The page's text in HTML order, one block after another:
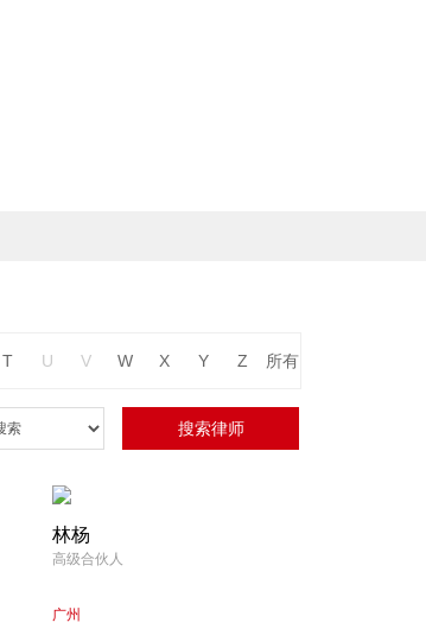
T U V W X Y Z 所有
林杨
高级合伙人
广州